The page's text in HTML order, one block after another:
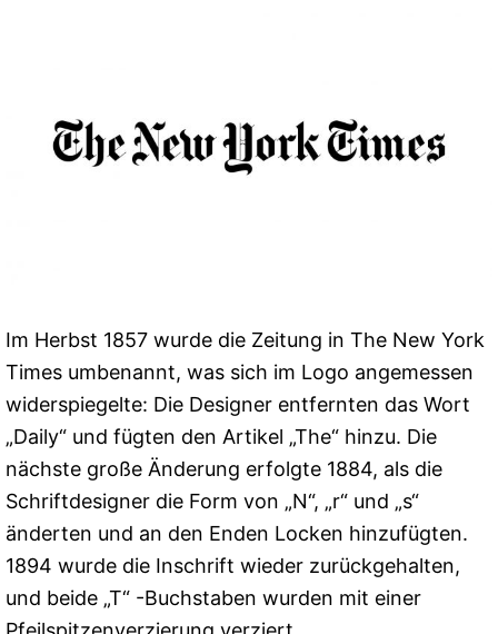
Im Herbst 1857 wurde die Zeitung in The New York
Times umbenannt, was sich im Logo angemessen
widerspiegelte: Die Designer entfernten das Wort
„Daily“ und fügten den Artikel „The“ hinzu. Die
nächste große Änderung erfolgte 1884, als die
Schriftdesigner die Form von „N“, „r“ und „s“
änderten und an den Enden Locken hinzufügten.
1894 wurde die Inschrift wieder zurückgehalten,
und beide „T“ -Buchstaben wurden mit einer